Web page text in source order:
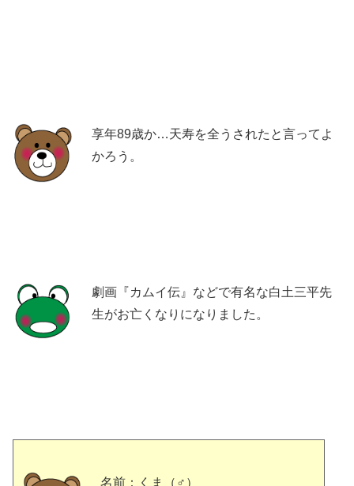
享年89歳か…天寿を全うされたと言ってよ
かろう。
劇画『カムイ伝』などで有名な白土三平先
生がお亡くなりになりました。
名前：くま（♂）